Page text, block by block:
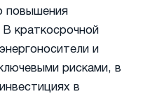
повышения
краткосрочной
и
рисками, в
в